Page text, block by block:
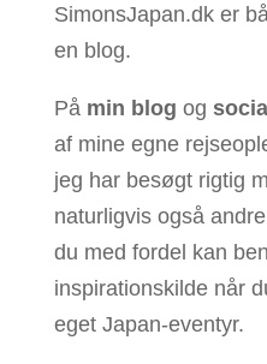
SimonsJapan.dk er
en blog.
På min blog og
af mine egne
jeg har besøgt rigtig
naturligvis også
du med fordel kan
inspirationskilde når
eget Japan-eventyr.